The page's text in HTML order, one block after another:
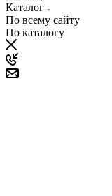
Каталог
По всему сайту
По каталогу